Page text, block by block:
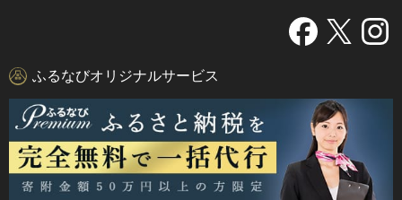
ふるなびオリジナルサービス